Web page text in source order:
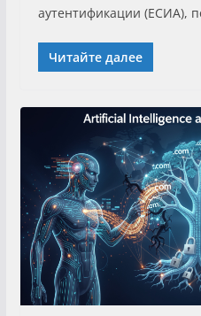
аутентификации (ЕСИА),
Читайте далее